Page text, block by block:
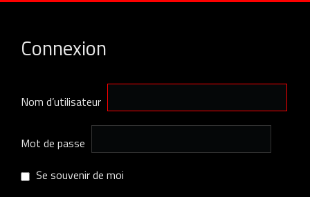
Connexion
Nom d’utilisateur
Mot de passe
Se souvenir de moi